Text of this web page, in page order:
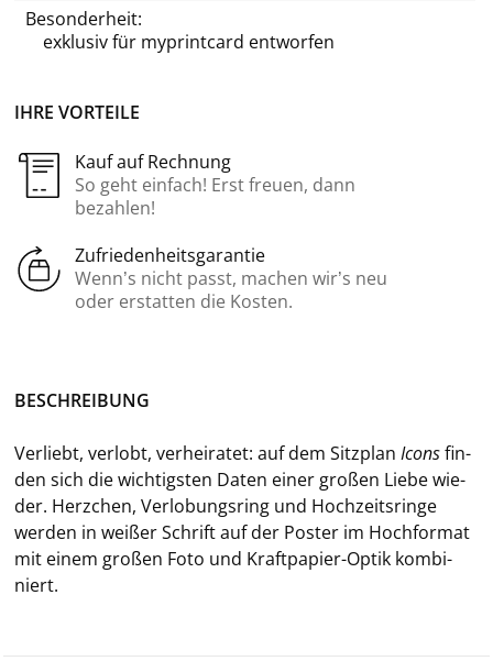
IHRE VORTEILE
Kauf auf Rechnung
So geht einfach! Erst freuen, dann
bezahlen!
Zufriedenheitsgarantie
Wenn’s nicht passt, machen wir’s neu
oder erstatten die Kosten.
Besonderheit:
exklusiv für myprintcard entworfen
BE­SCHREI­BUNG
Ver­liebt, ver­lobt, ver­hei­ra­tet: auf dem Sitz­plan Iconsfin­
den sich die wich­tigs­ten Daten einer gro­ßen Liebe wie­
der. Herz­chen, Ver­lo­bungs­ring und Hoch­zeits­rin­ge
wer­den in wei­ßer Schrift auf der Pos­ter im Hoch­for­mat
mit einem gro­ßen Foto und Kraftpapier-​Optik kom­bi­
niert.